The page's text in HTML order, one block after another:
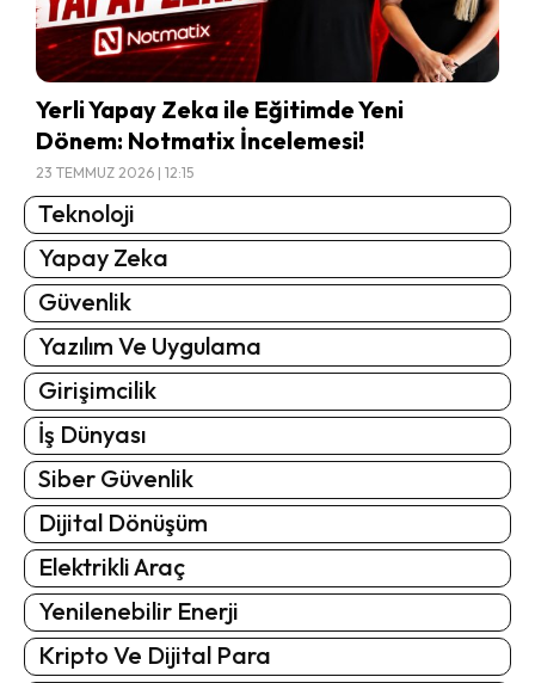
Yerli Yapay Zeka ile Eğitimde Yeni
Dönem: Notmatix İncelemesi!
23 TEMMUZ 2026 | 12:15
Teknoloji
Yapay Zeka
Güvenlik
Yazılım Ve Uygulama
Girişimcilik
İş Dünyası
Siber Güvenlik
Dijital Dönüşüm
Elektrikli Araç
Yenilenebilir Enerji
Kripto Ve Dijital Para